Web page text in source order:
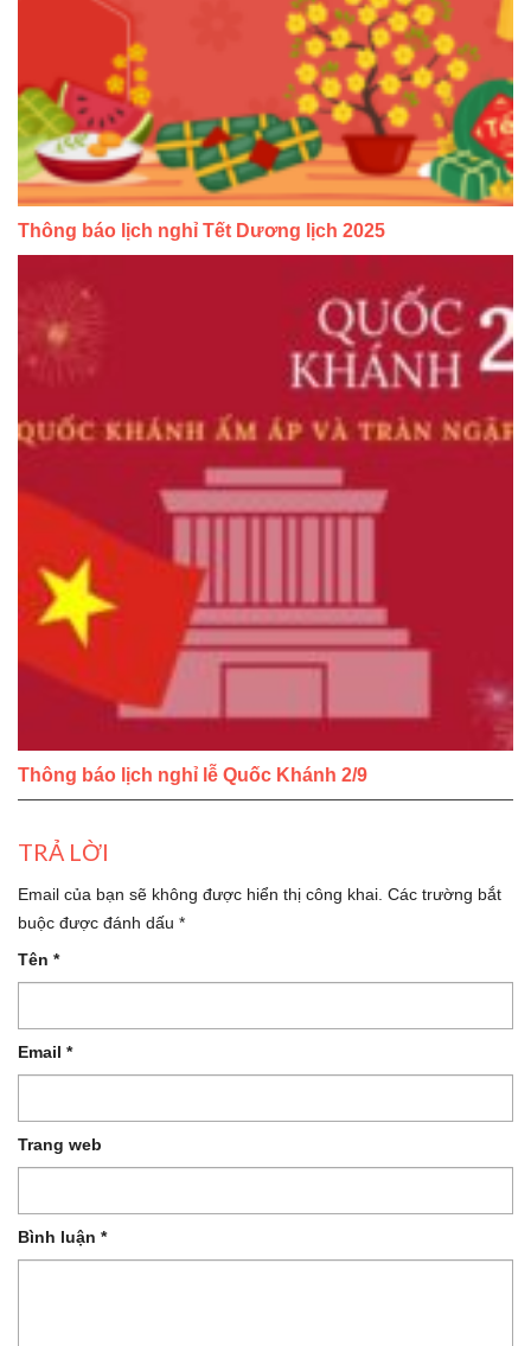
Thông báo lịch nghỉ Tết Dương lịch 2025
Thông báo lịch nghỉ lễ Quốc Khánh 2/9
TRẢ LỜI
Email của bạn sẽ không được hiển thị công khai. Các trường bắt
buộc được đánh dấu *
Tên *
Email *
Trang web
Bình luận *